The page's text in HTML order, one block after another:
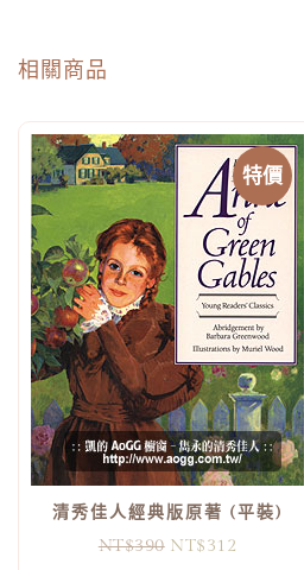
相關商品
特價
清秀佳人經典版原著 (平裝)
NT$390 NT$312